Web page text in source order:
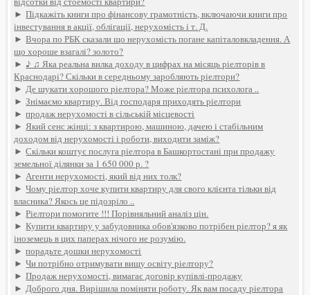
►Підкажіть книги про фінансову грамотність, включаючи книги про
інвестування в акції, облігації, нерухомість і т. Д.
►Вчора по РБК сказали що нерухомість погане капіталовкладення. А
що хороше взагалі? золото?
► ♪ ♫ Яка реальна вилка доходу в цифрах на місяць ріелторів в
Краснодарі? Скільки в середньому заробляють ріелтори?
►Де шукати хорошого ріелтора? Може ріелтора психолога ..
►Знімаємо квартиру. Від господаря приходять ріелтори
►продаж нерухомості в сільській місцевості
►Який сенс жінці: з квартирою, машиною, дачею і стабільним
доходом від нерухомості і роботи, виходити заміж?
►Скільки коштує послуга ріелтора в Башкортостані при продажу
земельної ділянки за 1 650 000 р. ?
►Агенти нерухомості, який від них толк?
►Чому ріелтор хоче купити квартиру для свого клієнта тільки від
власника? Якось це підозріло ..
►Ріелтори помогите !!! Порівняльний аналіз цін.
►Купити квартиру у забудовника обов'язково потрібен ріелтор? я як
іноземець в цих паперах нічого не розумію.
►порадьте дошки нерухомості
►Чи потрібно отримувати вищу освіту ріелтору?
►Продаж нерухомості, вимагає договір купівлі-продажу
►Доброго дня. Вирішила поміняти роботу. Як вам посаду ріелтора